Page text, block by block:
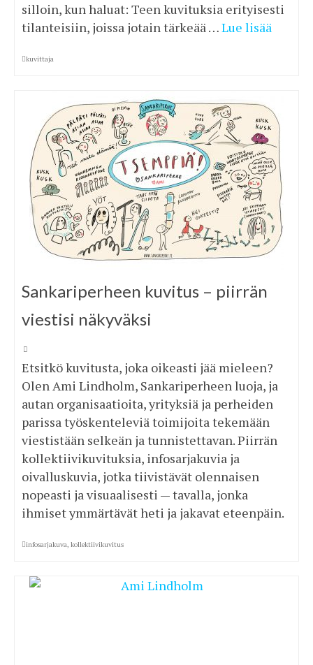
silloin, kun haluat: Teen kuvituksia erityisesti
tilanteisiin, joissa jotain tärkeää …Lue lisää
kuvittaja
Sankariperheen kuvitus – piirrän
viestisi näkyväksi
Etsitkö kuvitusta, joka oikeasti jää mieleen?
Olen Ami Lindholm, Sankariperheen luoja, ja
autan organisaatioita, yrityksiä ja perheiden
parissa työskenteleviä toimijoita tekemään
viestistään selkeän ja tunnistettavan. Piirrän
kollektiivikuvituksia, infosarjakuvia ja
oivalluskuvia, jotka tiivistävät olennaisen
nopeasti ja visuaalisesti — tavalla, jonka
ihmiset ymmärtävät heti ja jakavat eteenpäin.
infosarjakuva, kollektiivikuvitus